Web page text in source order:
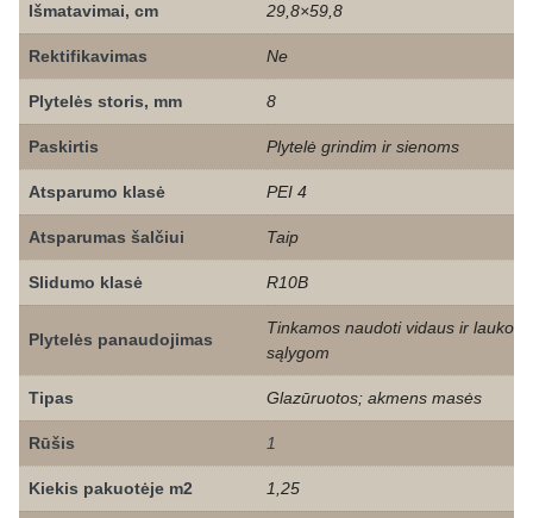
Išmatavimai, cm 29,8×59,8
Rektifikavimas Ne
Plytelės storis, mm 8
Paskirtis Plytelė grindim ir sienoms
Atsparumo klasė PEI 4
Atsparumas šalčiui Taip
Slidumo klasė R10B
Plytelės panaudojimas
Tinkamos naudoti vidaus ir lauko
sąlygom
Tipas Glazūruotos; akmens masės
Rūšis 1
Kiekis pakuotėje m2 1,25